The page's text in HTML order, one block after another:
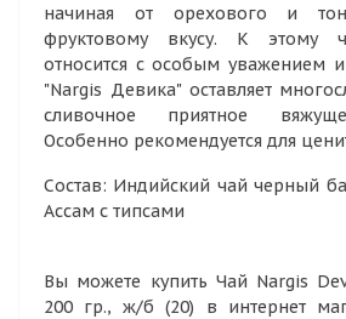
начиная от орехового и
фруктовому вкусу. К этому
относится с особым уважением
"Nargis Девика" оставляет
сливочное приятное
Особенно рекомендуется для
Состав: Индийский чай черный
Ассам с типсами
Вы можете купить Чай Nargis
200 гр., ж/б (20) в интернет